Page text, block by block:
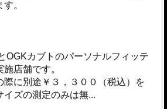
。
OGKカブトのパーソナルフィッテ
店舗です。
際に別途￥３，３００（税込）を
ズの測定のみは無...